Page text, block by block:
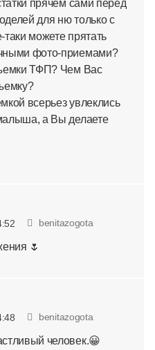
прячем сами перед
для ню только с
можете прятать
фото-приемами?
ТФП? Чем Вас
всерьез увлеклись
а Вы делаете
benitazogota
🌷
benitazogota
человек.😀